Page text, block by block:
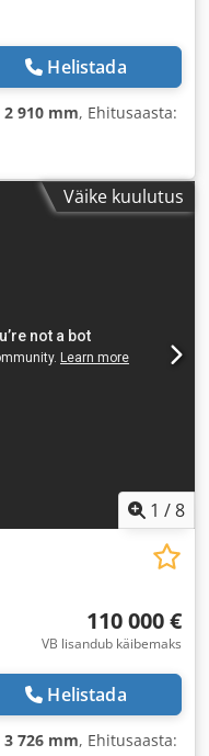
Helistada
2 910 mm, Ehitusaasta:
Väike kuulutus
1 /8
110 000 €
VB lisandub käibemaks
Helistada
3 726 mm, Ehitusaasta: